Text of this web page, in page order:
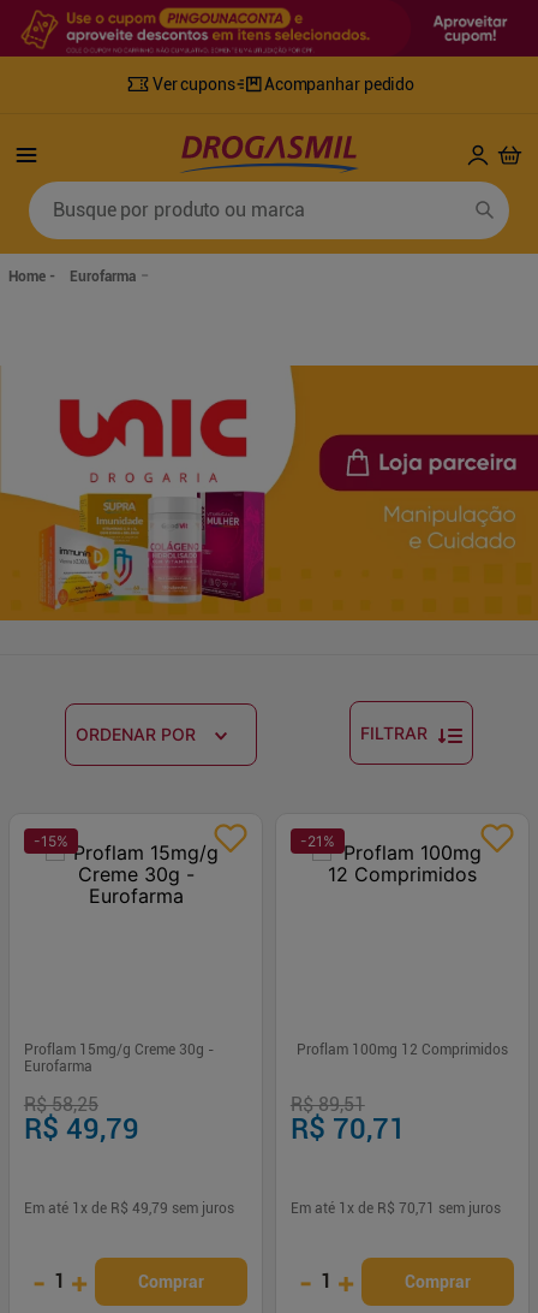
Ver cupons Acompanhar pedido
Busque por produto ou marca
Eurofarma
ORDENAR POR FILTRAR
-15%
Proflam 15mg/g Creme 30g -
Eurofarma
R$ 58,25
R$ 49,79
Em até 1 x de R$ 49,79 sem juros
- 1 + Comprar
-21 %
Proflam 100mg 12 Comprimidos
R$ 89,51
R$ 70,71
Em até 1 x de R$ 70,71 sem juros
- 1 + Comprar
Termos mais buscados
lenco umedecido
5º mounjaro